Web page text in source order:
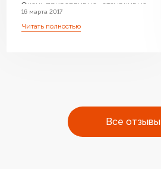
Все отзывы
Очень приветливые , отзывчивые
менеджеры ответили на все
интересующие вопросы, дали
чисто . Оборудование работает
бесшумно.Очень довольны что
выбрали ваш котел. Огромное
16 марта 2017
Читать полностью